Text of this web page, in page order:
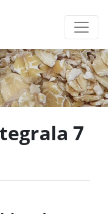
7